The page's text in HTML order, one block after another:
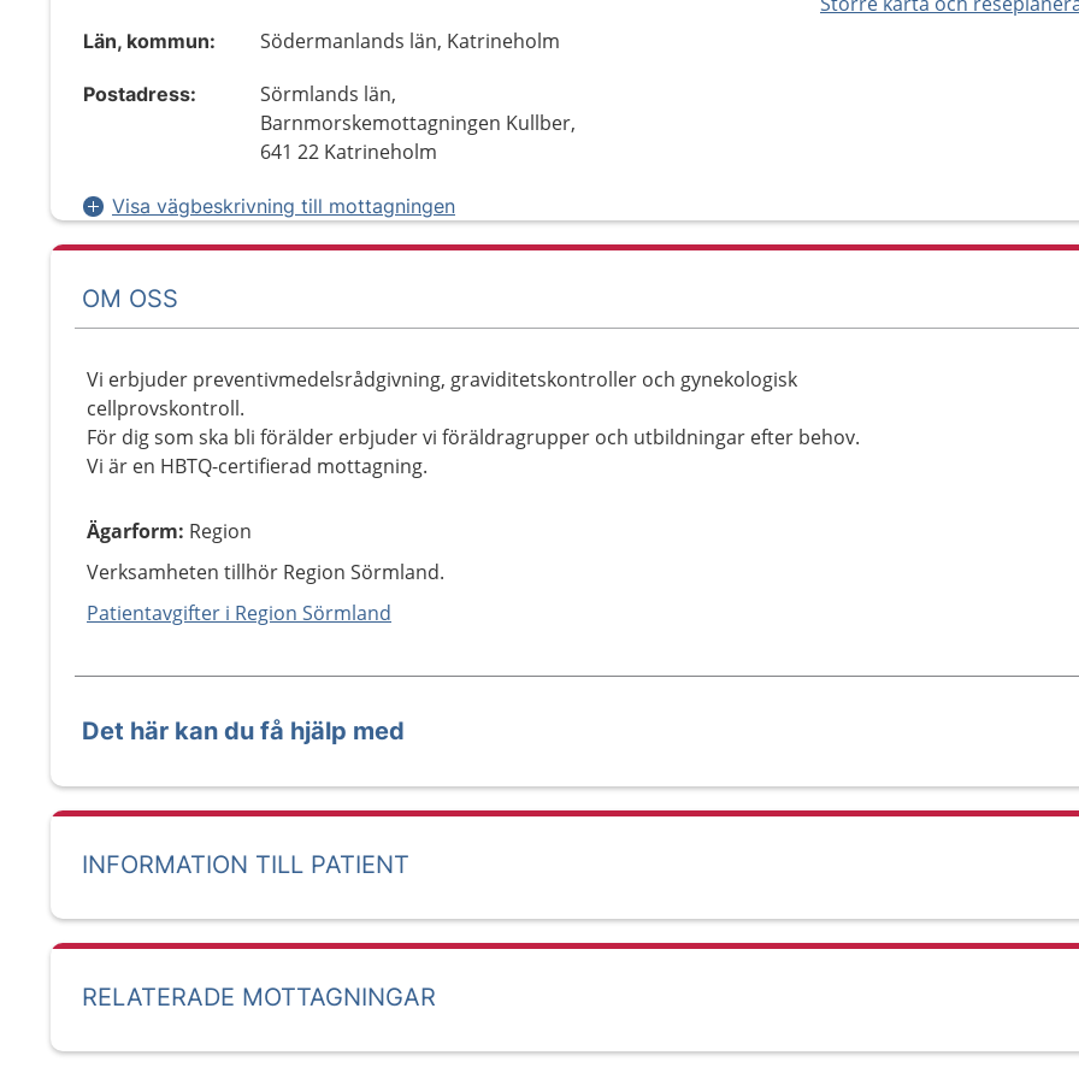
Län, kommun: Södermanlands län, Katrineholm
Postadress:
Sörmlands län,
Barnmorskemottagningen Kullber,
641 22 Katrineholm
Visa vägbeskrivning till mottagningen
OM OSS
Vi erbjuder preventivmedelsrådgivning, graviditetskontroller och gynekologisk
cellprovskontroll.
För dig som ska bli förälder erbjuder vi föräldragrupper och utbildningar efter behov.
Vi är en HBTQ-certifierad mottagning.
Ägarform: Region
Verksamheten tillhör Region Sörmland.
Patientavgifter i Region Sörmland
Det här kan du få hjälp med
INFORMATION TILL PATIENT
RELATERADE MOTTAGNINGAR